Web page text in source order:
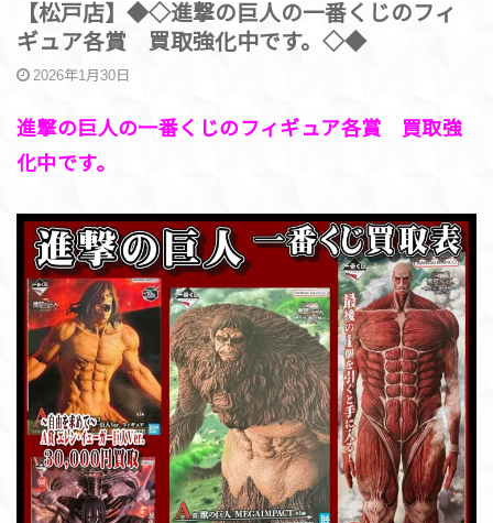
【松戸店】◆◇進撃の巨人の一番くじのフィ
ギュア各賞 買取強化中です。◇◆
2026年1月30日
進撃の巨人の一番くじのフィギュア各賞 買取強
化中です。